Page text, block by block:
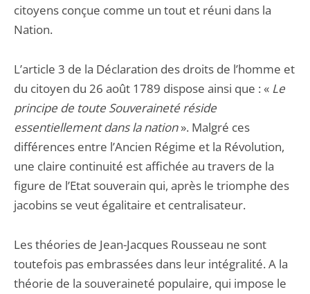
citoyens conçue comme un tout et réuni dans la
Nation.
L’article 3 de la Déclaration des droits de l’homme et
du citoyen du 26 août 1789 dispose ainsi que : « Le
principe de toute Souveraineté réside
essentiellement dans la nation». Malgré ces
différences entre l’Ancien Régime et la Révolution,
une claire continuité est affichée au travers de la
figure de l’Etat souverain qui, après le triomphe des
jacobins se veut égalitaire et centralisateur.
Les théories de Jean-Jacques Rousseau ne sont
toutefois pas embrassées dans leur intégralité. A la
théorie de la souveraineté populaire, qui impose le